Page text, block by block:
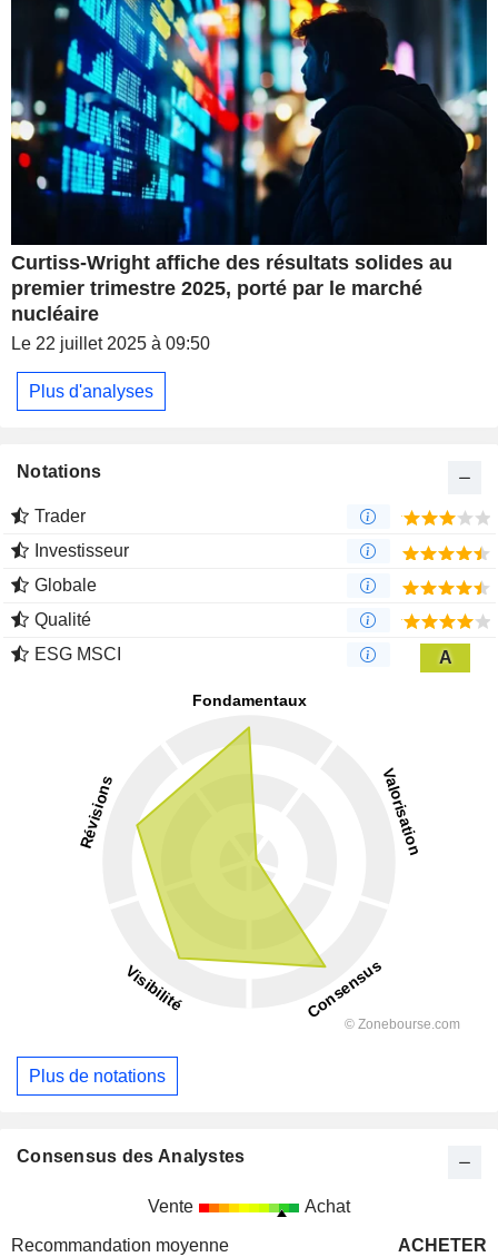
Curtiss-Wright affiche des résultats solides au
premier trimestre 2025, porté par le marché
nucléaire
Le 22 juillet 2025 à 09:50
Plus d'analyses
Notations
Trader
Investisseur
Globale
Qualité
ESG MSCI
A
Plus de notations
Consensus des Analystes
Vente Achat
Recommandation moyenne
ACHETER